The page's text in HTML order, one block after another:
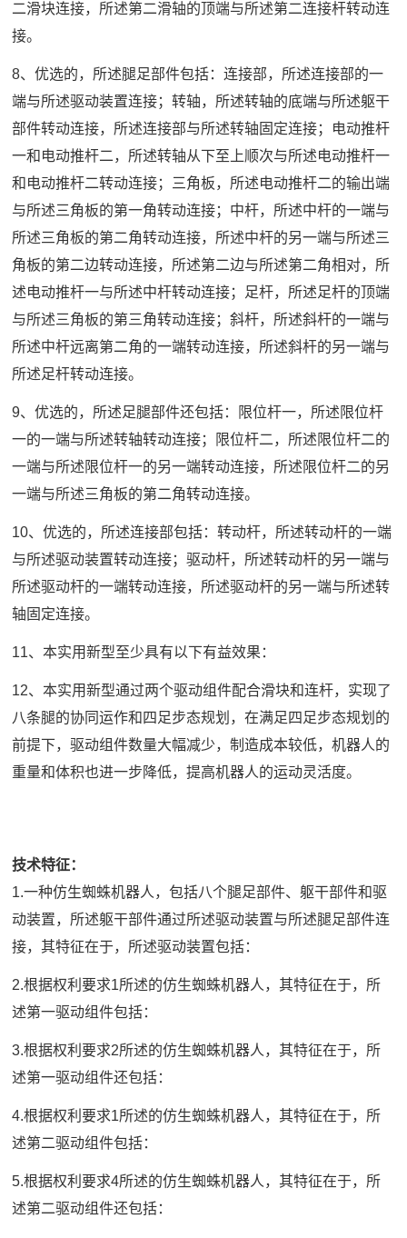
二滑块连接，所述第二滑轴的顶端与所述第二连接杆转动连
接。
8、优选的，所述腿足部件包括：连接部，所述连接部的一
端与所述驱动装置连接；转轴，所述转轴的底端与所述躯干
部件转动连接，所述连接部与所述转轴固定连接；电动推杆
一和电动推杆二，所述转轴从下至上顺次与所述电动推杆一
和电动推杆二转动连接；三角板，所述电动推杆二的输出端
与所述三角板的第一角转动连接；中杆，所述中杆的一端与
所述三角板的第二角转动连接，所述中杆的另一端与所述三
角板的第二边转动连接，所述第二边与所述第二角相对，所
述电动推杆一与所述中杆转动连接；足杆，所述足杆的顶端
与所述三角板的第三角转动连接；斜杆，所述斜杆的一端与
所述中杆远离第二角的一端转动连接，所述斜杆的另一端与
所述足杆转动连接。
9、优选的，所述足腿部件还包括：限位杆一，所述限位杆
一的一端与所述转轴转动连接；限位杆二，所述限位杆二的
一端与所述限位杆一的另一端转动连接，所述限位杆二的另
一端与所述三角板的第二角转动连接。
10、优选的，所述连接部包括：转动杆，所述转动杆的一端
与所述驱动装置转动连接；驱动杆，所述转动杆的另一端与
所述驱动杆的一端转动连接，所述驱动杆的另一端与所述转
轴固定连接。
11、本实用新型至少具有以下有益效果：
12、本实用新型通过两个驱动组件配合滑块和连杆，实现了
八条腿的协同运作和四足步态规划，在满足四足步态规划的
前提下，驱动组件数量大幅减少，制造成本较低，机器人的
重量和体积也进一步降低，提高机器人的运动灵活度。
技术特征：
1.一种仿生蜘蛛机器人，包括八个腿足部件、躯干部件和驱
动装置，所述躯干部件通过所述驱动装置与所述腿足部件连
接，其特征在于，所述驱动装置包括：
2.根据权利要求1所述的仿生蜘蛛机器人，其特征在于，所
述第一驱动组件包括：
3.根据权利要求2所述的仿生蜘蛛机器人，其特征在于，所
述第一驱动组件还包括：
4.根据权利要求1所述的仿生蜘蛛机器人，其特征在于，所
述第二驱动组件包括：
5.根据权利要求4所述的仿生蜘蛛机器人，其特征在于，所
述第二驱动组件还包括：